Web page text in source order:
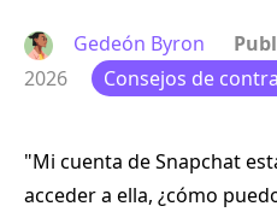
Gedeón Byron
2026
Consejos de
"Mi cuenta de Snapchat
acceder a ella, ¿cómo